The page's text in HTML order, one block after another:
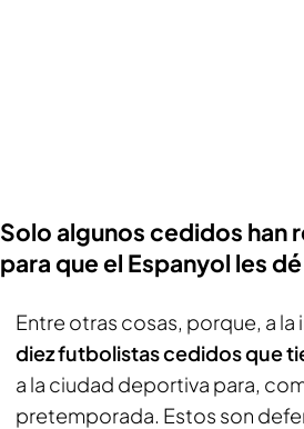
Solo algunos cedidos han
para que el Espanyol les
Entre otras cosas, porque, a la
diez futbolistas cedidos que
a la ciudad deportiva para,
pretemporada. Estos son